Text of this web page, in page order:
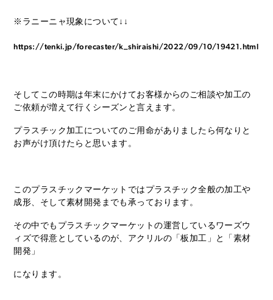
※ラニーニャ現象について↓↓
https://tenki.jp/forecaster/k_shiraishi/2022/09/10/19421.html
そしてこの時期は年末にかけてお客様からのご相談や加工の
ご依頼が増えて行くシーズンと言えます。
プラスチック加工についてのご用命がありましたら何なりと
お声がけ頂けたらと思います。
このプラスチックマーケットではプラスチック全般の加工や
成形、そして素材開発までも承っております。
その中でもプラスチックマーケットの運営しているワーズウ
ィズで得意としているのが、アクリルの「板加工」と「素材
開発」
になります。